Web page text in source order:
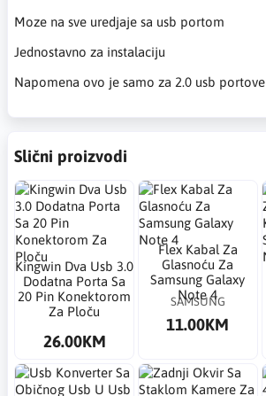
Moze na sve uredjaje sa usb portom
Jednostavno za instalaciju
Napomena ovo je samo za 2.0 usb portove
Slični proizvodi
Kingwin Dva Usb 3.0
Dodatna Porta Sa
20 Pin Konektorom
Za Ploču
26.00KM
Flex Kabal Za
Glasnoću Za
Samsung Galaxy
Note 4
SAMSUNG
11.00KM